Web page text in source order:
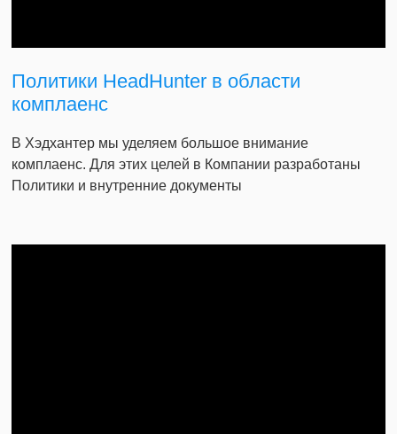
Политики HeadHunter в области
комплаенс
В Хэдхантер мы уделяем большое внимание
комплаенс. Для этих целей в Компании разработаны
Политики и внутренние документы